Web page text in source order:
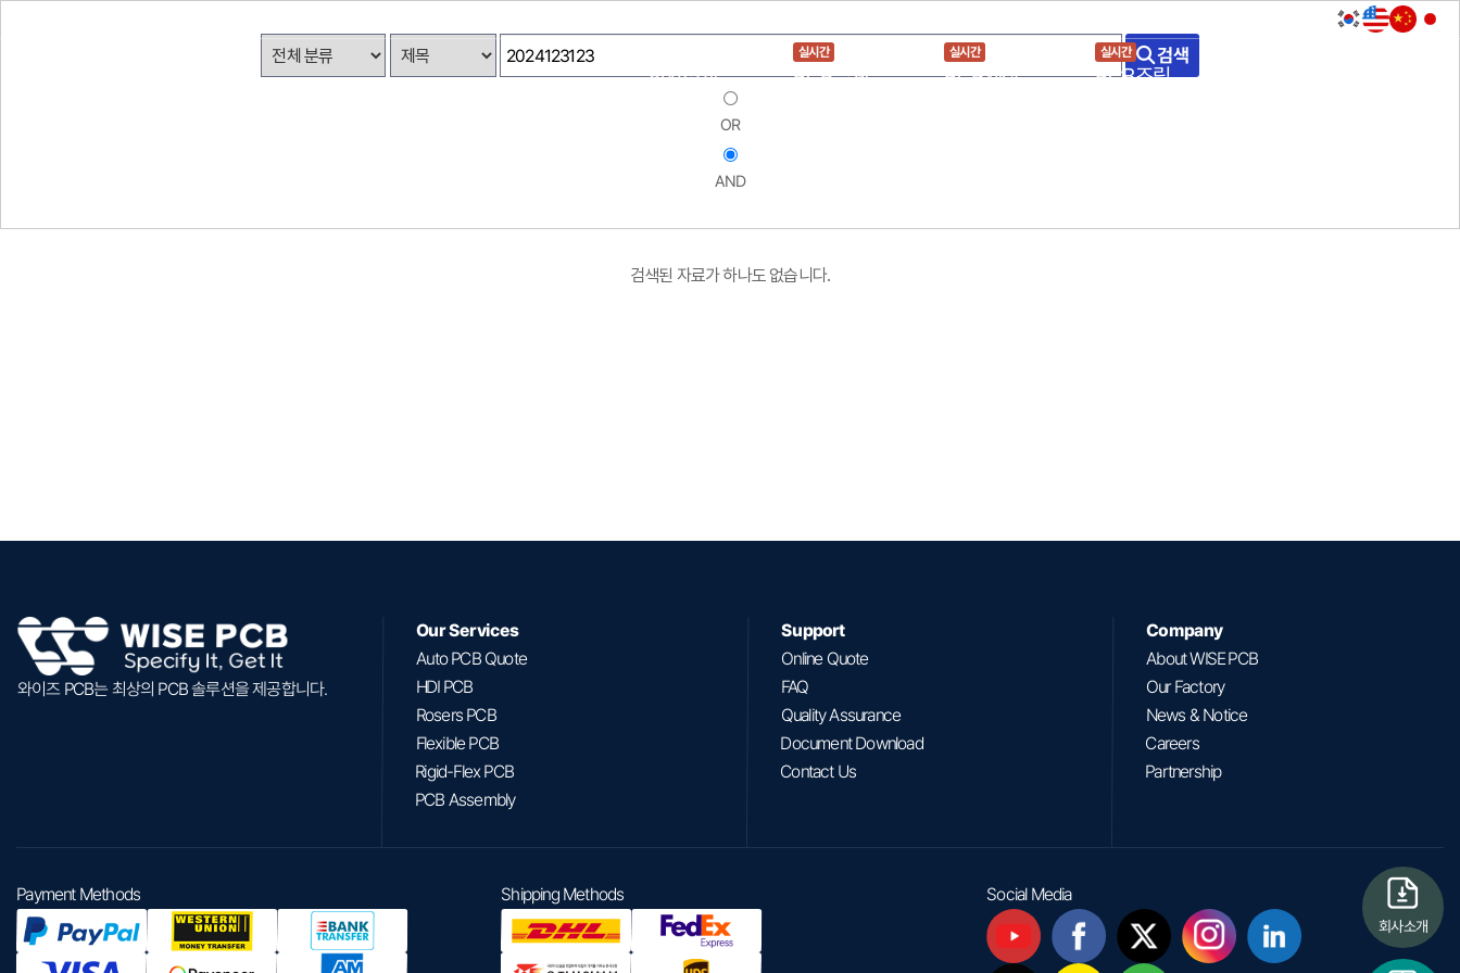
회사소개 PCB설계
실시간
PCB제작
실시간
PCB조립
실시간
회사소개
검색
OR
AND
검색된 자료가 하나도 없습니다.
와이즈 PCB는 최상의 PCB 솔루션을 제공합니다.
Our Services
Auto PCB Quote
HDI PCB
Rosers PCB
Flexible PCB
Rigid-Flex PCB
PCB Assembly
Support
Online Quote
FAQ
Quality Assurance
Document Download
Contact Us
Company
About WISE PCB
Our Factory
News & Notice
Careers
Partnership
Payment Methods Shipping Methods Social Media